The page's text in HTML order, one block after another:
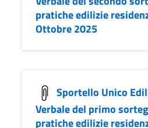
pratiche edilizie
Ottobre 2025
Sportello Unico
Verbale del primo
pratiche edilizie